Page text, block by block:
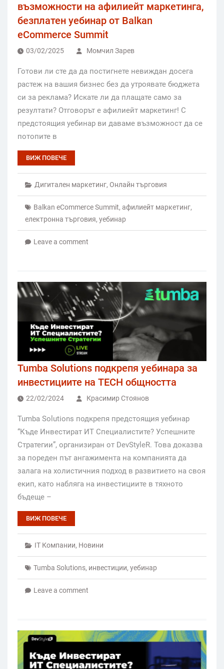
възможности на афилиейт маркетинга,
безплатен уебинар от Balkan
eCommerce Summit
03/02/2025 Момчил Зарев
Готови ли сте да да постигнете невиждан досега
растеж на вашия бизнес без да утроявате бюджета
си за реклама? Искате ли да плащате само за
резултати? Отговорът е афилиейт маркетинг! С
предстоящия уебинар ви даваме възможност да се
потопите в
ВИЖ ПОВЕЧЕ
Дигитален маркетинг, Онлайн търговия
Balkan eCommerce Summit, афилиейт маркетинг,
електронна търговия, уебинар
Leave a comment
Tumba Solutions подкрепя уебинара за
инвестициите на TECH общността
22/02/2024 Красимир Стоянов
Tumba Solutions подкрепя предстоящия уебинар
“Къде Инвестират ИТ Специалистите? Успешните
Стратегии”, организиран от DevStyleR. Това доказва
за пореден път ангажимента на компанията да
залага на холистичния подход в развитието на своя
екип, като набляга на инвестициите в тяхното
бъдеще –
ВИЖ ПОВЕЧЕ
IT Компании, Новини
Tumba Solutions, инвестиции, уебинар
Leave a comment